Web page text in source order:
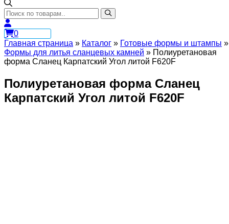
0
Главная страница » Каталог » Готовые формы и штампы »
Формы для литья сланцевых камней » Полиуретановая
форма Сланец Карпатский Угол литой F620F
Полиуретановая форма Сланец
Карпатский Угол литой F620F